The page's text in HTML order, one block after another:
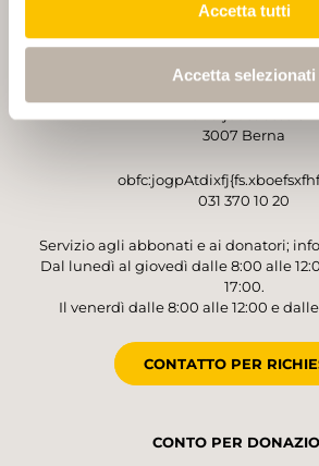
Accetta tutti
Accetta selezionati
3007 Berna
031 370 10 20
Servizio agli abbonati e ai donatori;
Dal lunedì al giovedì dalle 8:00 alle
17:00.
Il venerdì dalle 8:00 alle 12:00 e dalle
CONTATTO PER
CONTO PER